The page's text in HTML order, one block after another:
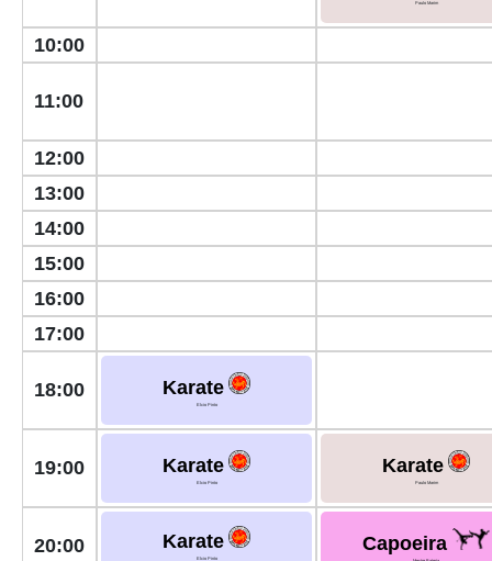
10:00
11:00
12:00
13:00
14:00
15:00
16:00
17:00
18:00
19:00
20:00
Karate
Elcio Pinto
Karate
Elcio Pinto
Karate
Elcio Pinto
Paulo Marim
Karate
Paulo Marim
Capoeira